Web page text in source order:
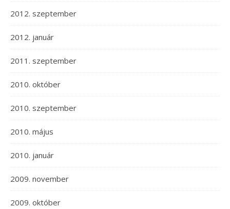
2012. szeptember
2012. január
2011. szeptember
2010. október
2010. szeptember
2010. május
2010. január
2009. november
2009. október